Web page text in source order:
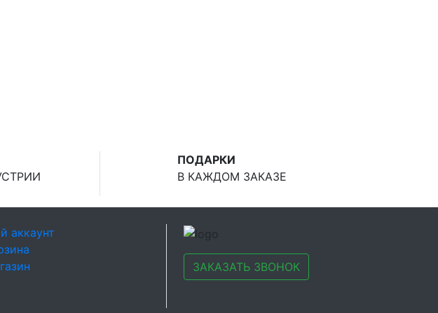
ПОДАРКИ
В КАЖДОМ ЗАКАЗЕ
аккаунт
ЗАКАЗАТЬ ЗВОНОК